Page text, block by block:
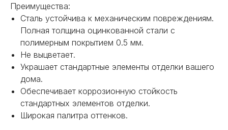
Преимущества:
Сталь устойчива к механическим повреждениям.
Полная толщина оцинкованной стали с
полимерным покрытием 0.5 мм.
Не выцветает.
Украшает стандартные элементы отделки вашего
дома.
Обеспечивает коррозионную стойкость
стандартных элементов отделки.
Широкая палитра оттенков.
Наш менеджер готов ответить на
все вопросы. Свяжитесь по
телефону или заполните форму для
индивидуального подбора.